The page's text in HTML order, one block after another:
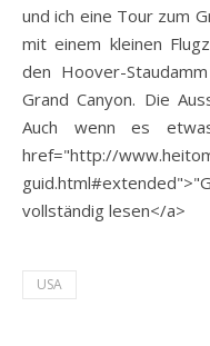
und ich eine Tour zum
mit einem kleinen
den Hoover-
Grand Canyon. Die
Auch wenn es
href="http://
vollständig lesen</a>
USA